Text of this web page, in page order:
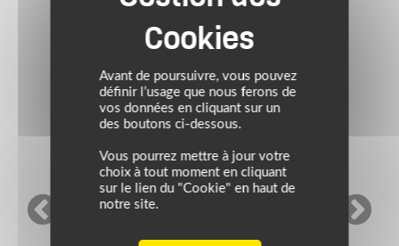
Avant de poursuivre, vous pouvez
définir l’usage que nous ferons de
vos données en cliquant sur un
des boutons ci-dessous.
Vous pourrez mettre à jour votre
choix à tout moment en cliquant
sur le lien du "Cookie" en haut de
notre site.